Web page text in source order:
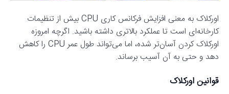
اورکلاک به معنی افزایش فرکانس کاری CPU بیش از تنظیمات
کارخانه‌ای است تا عملکرد بالاتری داشته باشید. اگرچه امروزه
اورکلاک کردن آسان‌تر شده، اما می‌تواند طول عمر CPU را کاهش
دهد و حتی به آن آسیب برساند.
قوانین اورکلاک